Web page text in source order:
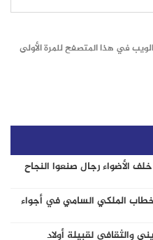
في هذا المتصفح للمرة الأولى
الأضواء رجال صنعوا النجاح
الملكي السامي في أجواء
والثقافي لقبيلة أولاد